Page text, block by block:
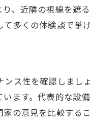
、近隣の視線を遮
多くの体験談で挙
ス性を確認しまし
ます。代表的な設
の意見を比較する